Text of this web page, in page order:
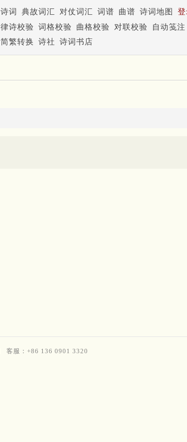
诗词 典故词汇 对仗词汇 词谱 曲谱 诗词地图
律诗校验 词格校验 曲格校验 对联校验
自动笺注
简繁转换 诗社 诗词书店
客服：+86 136 0901 3320